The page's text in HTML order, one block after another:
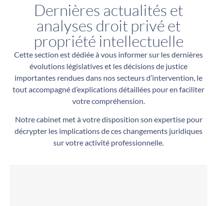
Dernières actualités et
analyses droit privé et
propriété intellectuelle
Cette section est dédiée à vous informer sur les dernières
évolutions législatives et les décisions de justice
importantes rendues dans nos secteurs d’intervention, le
tout accompagné d’explications détaillées pour en faciliter
votre compréhension.
Notre cabinet met à votre disposition son expertise pour
décrypter les implications de ces changements juridiques
sur votre activité professionnelle.